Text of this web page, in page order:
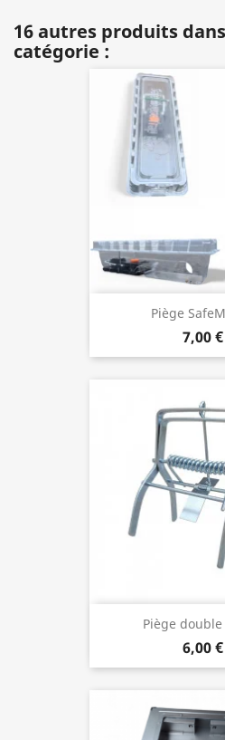
16 autres produits
catégorie :
Piège
7,00 €
Piège
6,00 €